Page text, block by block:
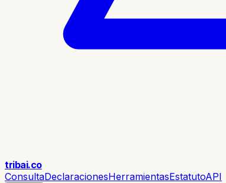
tribai.co
ConsultaDeclaracionesHerramientasEstatutoAPI